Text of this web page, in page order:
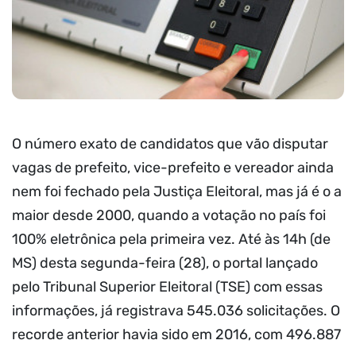
O número exato de candidatos que vão disputar
vagas de prefeito, vice-prefeito e vereador ainda
nem foi fechado pela Justiça Eleitoral, mas já é o a
maior desde 2000, quando a votação no país foi
100% eletrônica pela primeira vez. Até às 14h (de
MS) desta segunda-feira (28), o portal lançado
pelo Tribunal Superior Eleitoral (TSE) com essas
informações, já registrava 545.036 solicitações. O
recorde anterior havia sido em 2016, com 496.887